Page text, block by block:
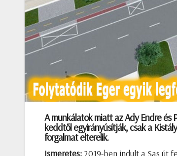
A munkálatok miatt az Ady Endre és
keddtől egyirányúsítják, csak a
forgalmat elterelik.
Ismeretes: 2019-ben indult a Sas út